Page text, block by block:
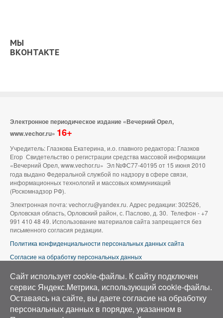
МЫ
ВКОНТАКТЕ
Электронное периодическое издание «Вечерний Орел,
www.vechor.ru» 16+
Учредитель: Глазкова Екатерина, и.о. главного редактора: Глазков
Егор Свидетельство о регистрации средства массовой информации
«Вечерний Орел, www.vechor.ru» Эл №ФС77-40195 от 15 июня 2010
года выдано Федеральной службой по надзору в сфере связи,
информационных технологий и массовых коммуникаций
(Роскомнадзор РФ).
Электронная почта: vechor.ru@yandex.ru. Адрес редакции: 302526,
Орловская область, Орловский район, с. Паслово, д. 30. Телефон - +7
991 410 48 49. Использование материалов сайта запрещается без
письменного согласия редакции.
Политика конфиденциальности персональных данных сайта
Согласие на обработку персональных данных
Аэросъемка в Орле»
Сайт использует cookie-файлы. К cайту подключен
сервис Яндекс.Метрика, использующий cookie-файлы.
Оставаясь на сайте, вы даете согласие на обработку
персональных данных в порядке, указанном в